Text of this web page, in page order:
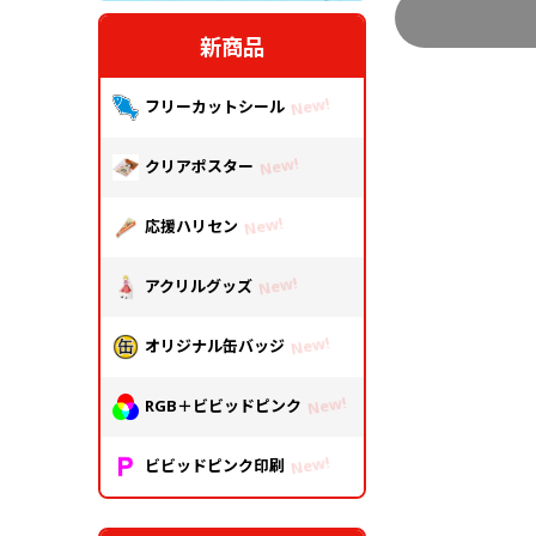
新商品
フリーカットシール
クリアポスター
応援ハリセン
アクリルグッズ
オリジナル缶バッジ
RGB＋ビビッドピンク
ビビッドピンク印刷
中綴じ冊子
季節商品
封筒／クリアファイル